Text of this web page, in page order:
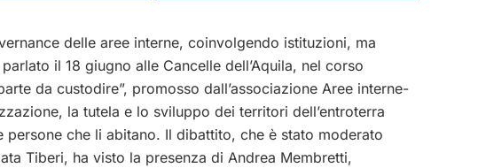
delle aree interne, coinvolgendo istituzioni, ma
il 18 giugno alle Cancelle dell’Aquila, nel corso
da custodire”, promosso dall’associazione Aree interne-
la tutela e lo sviluppo dei territori dell’entroterra
persone che li abitano. Il dibattito, che è stato moderato
Tiberi, ha visto la presenza di Andrea Membretti,